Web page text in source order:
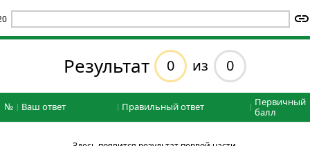
Результат 0 из 0
№ Ваш ответ Правильный ответ
Первичный
балл